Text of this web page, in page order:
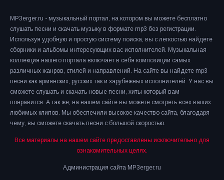
MP3erger.ru - музыкальный портал, на котором вы можете бесплатно
слушать песни и скачать музыку в формате mp3 без регистрации.
Используя удобную и простую систему поиска, вы с легкостью найдете
сборники и альбомы интересующих вас исполнителей. Музыкальная
коллекция нашего портала включает в себя композиции самых
различных жанров, стилей и направлений. На сайте вы найдете mp3
песни как армянских, русских так и зарубежных исполнителей. У нас вы
сможете слушать и скачать новые песни, хиты который вам
понравится. А так же, на нашем сайте вы можете смотреть всех ваших
любимых клипов. Мы обеспечили высокое качество сайта, благодаря
чему, вы сможете скачать песни с большой скоростью.
Все материалы на нашем сайте предоставлены исключительно для
ознакомительных целях.
Администрация сайта MP3erger.ru